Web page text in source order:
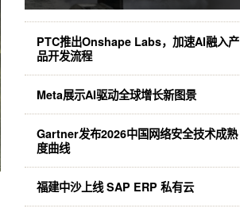
PTC推出Onshape Labs，加速AI融入产
品开发流程
Meta展示AI驱动全球增长新图景
Gartner发布2026中国网络安全技术成熟
度曲线
福建中沙上线 SAP ERP 私有云